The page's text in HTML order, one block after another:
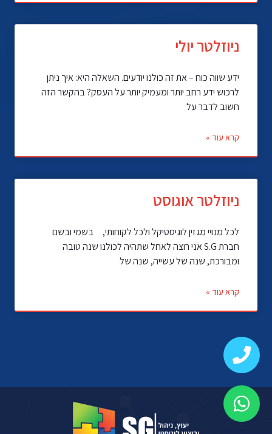
ניוזלטר יולי
ידע שווה כוח – את זה כולנו יודעים. השאלה היא: איך ניתן
לרכוש ידע רחב יותר ומעמיק יותר על העסק? בהקשר הזה
חשוב לדבר על
קרא עוד »
ניוזלטר אוגוסט
לכל מנויי מגזין לוגיסטיקל ולכל לקוחותי, בשמי ובשם
חברת S.G אני רוצה לאחל שתהיה לכולנו שנה טובה
ומבורכת, שנה של עשייה, שנה של
קרא עוד »